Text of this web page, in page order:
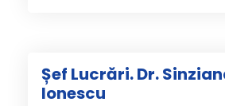
Șef Lucrări. Dr.
Ionescu